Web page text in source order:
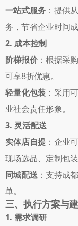
一站式服务 ：提供
务，节省企业时间成
2. 成本控制
阶梯报价 ：根据采
可享8折优惠。
轻量化包装 ：采用
业社会责任形象。
3. 灵活配送
实体店自提 ：企业
现场选品、定制包装
同城配送 ：支持成
单。
三、执行方案与
1. 需求调研